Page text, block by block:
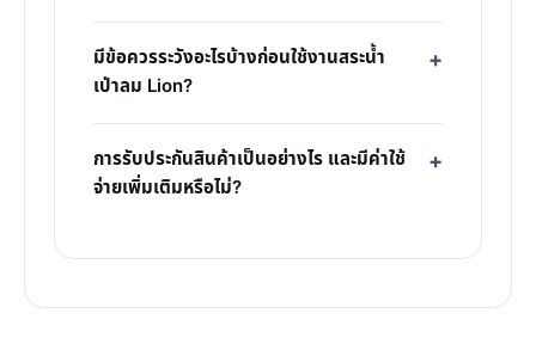
มีข้อควรระวังอะไรบ้างก่อนใช้งานสระน้ำ
เป่าลม Lion?
การรับประกันสินค้าเป็นอย่างไร และมีค่าใช้
จ่ายเพิ่มเติมหรือไม่?